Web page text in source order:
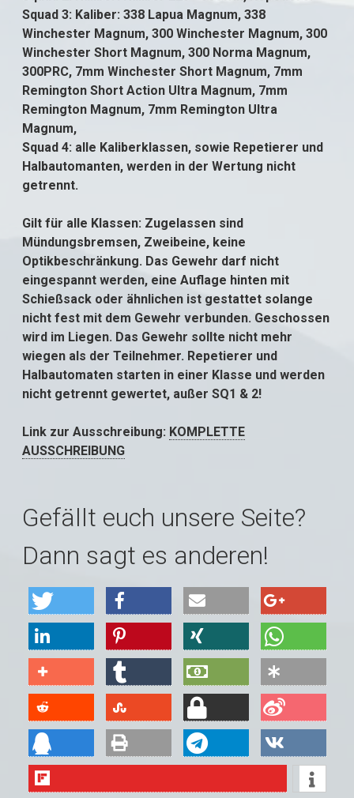
Squad 3: Kaliber: 338 Lapua Magnum, 338
Winchester Magnum, 300 Winchester Magnum, 300
Winchester Short Magnum, 300 Norma Magnum,
300PRC, 7mm Winchester Short Magnum, 7mm
Remington Short Action Ultra Magnum, 7mm
Remington Magnum, 7mm Remington Ultra
Magnum,
Squad 4: alle Kaliberklassen, sowie Repetierer und
Halbautomanten, werden in der Wertung nicht
getrennt.
Gilt für alle Klassen: Zugelassen sind
Mündungsbremsen, Zweibeine, keine
Optikbeschränkung. Das Gewehr darf nicht
eingespannt werden, eine Auflage hinten mit
Schießsack oder ähnlichen ist gestattet solange
nicht fest mit dem Gewehr verbunden. Geschossen
wird im Liegen. Das Gewehr sollte nicht mehr
wiegen als der Teilnehmer. Repetierer und
Halbautomaten starten in einer Klasse und werden
nicht getrennt gewertet, außer SQ1 & 2!
Link zur Ausschreibung: KOMPLETTE
AUSSCHREIBUNG
Gefällt euch unsere Seite?
Dann sagt es anderen!